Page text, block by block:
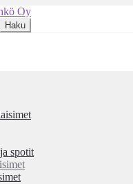
Haku
spotit